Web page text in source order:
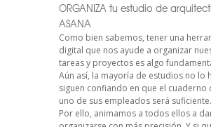
ORGANIZA tu estudio de
ASANA
Como bien sabemos, tener una
digital que nos ayude a organizar
tareas y proyectos es algo
Aún así, la mayoría de estudios no lo
siguen confiando en que el cuaderno
uno de sus empleados será suficiente.
Por ello, animamos a todos ellos a